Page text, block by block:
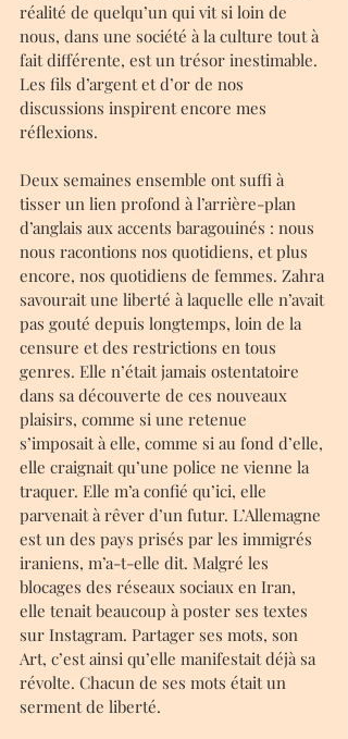
réalité de quelqu’un qui vit si loin de
nous, dans une société à la culture tout à
fait différente, est un trésor inestimable.
Les fils d’argent et d’or de nos
discussions inspirent encore mes
réflexions.
Deux semaines ensemble ont suffi à
tisser un lien profond à l’arrière-plan
d’anglais aux accents baragouinés : nous
nous racontions nos quotidiens, et plus
encore, nos quotidiens de femmes. Zahra
savourait une liberté à laquelle elle n’avait
pas gouté depuis longtemps, loin de la
censure et des restrictions en tous
genres. Elle n’était jamais ostentatoire
dans sa découverte de ces nouveaux
plaisirs, comme si une retenue
s’imposait à elle, comme si au fond d’elle,
elle craignait qu’une police ne vienne la
traquer. Elle m’a confié qu’ici, elle
parvenait à rêver d’un futur. L’Allemagne
est un des pays prisés par les immigrés
iraniens, m’a-t-elle dit. Malgré les
blocages des réseaux sociaux en Iran,
elle tenait beaucoup à poster ses textes
sur Instagram. Partager ses mots, son
Art, c’est ainsi qu’elle manifestait déjà sa
révolte. Chacun de ses mots était un
serment de liberté.